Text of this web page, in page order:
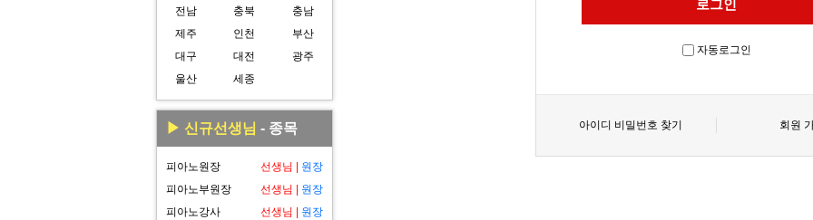
전남
충북
충남
제주
인천
부산
대구
대전
광주
울산
세종
▶ 신규선생님 - 종목
피아노원장 선생님
원장
피아노부원장
선생님
원장
피아노강사
선생님
원장
자동로그인
아이디 비밀번호 찾기 회원